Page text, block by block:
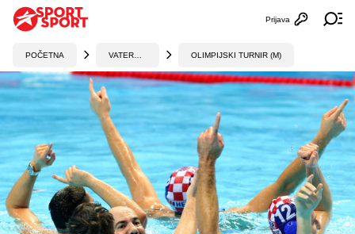
Otvori
Prijava
POČETNA OLIMPIJSKI TURNIR (M)